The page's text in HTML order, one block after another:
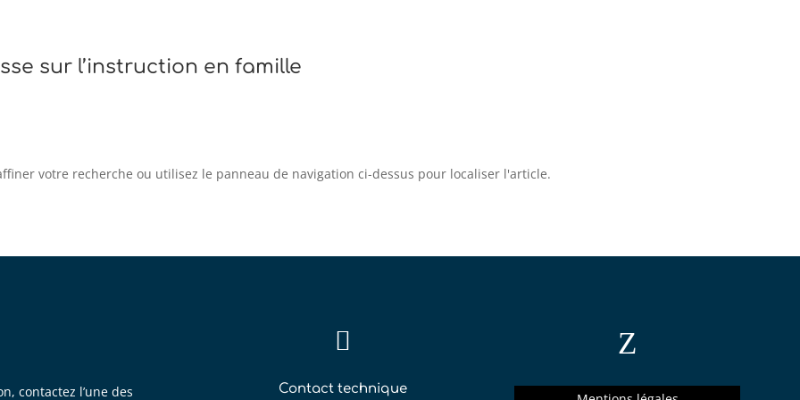
sur l’instruction en famille
votre recherche ou utilisez le panneau de navigation ci-dessus pour localiser l'article.
contactez l’une des

Contact technique
Z